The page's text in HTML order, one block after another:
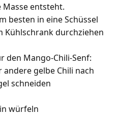
entsteht.
besten in eine Schüssel
Kühlschrank durchziehen
den Mango-Chili-Senf:
andere gelbe Chili nach
schneiden
würfeln